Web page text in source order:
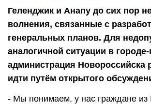
Геленджик и Анапу до сих пор
волнения, связанные с
генеральных планов. Для
аналогичной ситуации в городе-
администрация Новороссийска
идти путём открытого
- Мы понимаем, у нас граждане из